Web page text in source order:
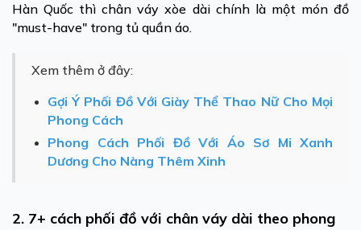
Hàn Quốc thì chân váy xòe dài chính là một món đồ
"must-have" trong tủ quần áo.
Xem thêm ở đây:
Gợi Ý Phối Đồ Với Giày Thể Thao Nữ Cho Mọi
Phong Cách
Phong Cách Phối Đồ Với Áo Sơ Mi Xanh
Dương Cho Nàng Thêm Xinh
2. 7+ cách phối đồ với chân váy dài theo phong